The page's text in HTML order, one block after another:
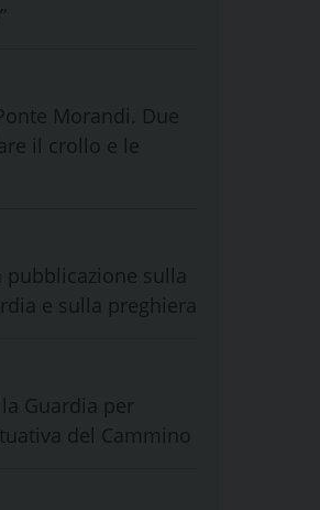
Morandi. Due
il crollo e le
pubblicazione sulla
e sulla preghiera
Guardia per
del Cammino